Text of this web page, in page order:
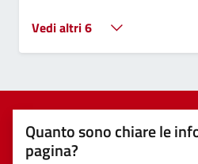
Vedi altri 6
Quanto sono chiare le
pagina?